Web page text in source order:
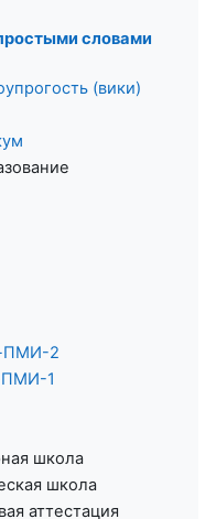
словами
(вики)
ПМИ-2
ПМИ-1
школа
школа
аттестация